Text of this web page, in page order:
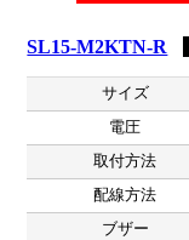
SL15-M2KTN-R
サイズ
電圧
取付方法
配線方法
ブザー